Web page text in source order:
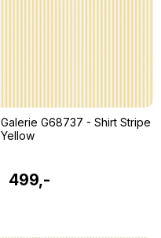
Galerie G68737 - Shirt Stripe
Yellow
499,-